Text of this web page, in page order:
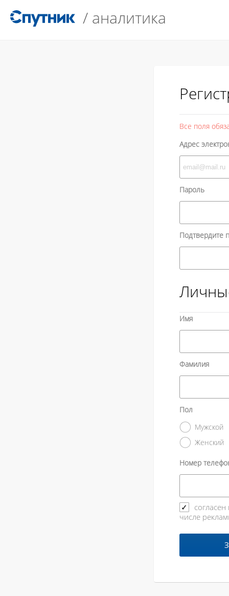
/ аналитика
Все поля
Адрес
Пароль
Подтвердите
Имя
Фамилия
Пол
Мужской
Женский
Номер
числе